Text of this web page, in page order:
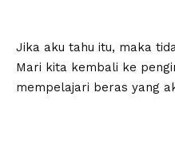
Jika aku tahu itu, maka
Mari kita kembali ke
mempelajari beras yang